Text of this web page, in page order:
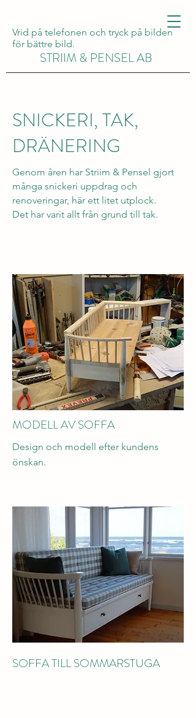
STRIIM & PENSEL AB
Vrid på telefonen och tryck på bilden
för bättre bild.
SNICKERI, TAK,
DRÄNERING
Genom åren har Striim & Pensel gjort
många snickeri uppdrag och
renoveringar, här ett litet utplock.
Det har varit allt från grund till tak.
MODELL AV SOFFA
Design och modell efter kundens
önskan.
SOFFA TILL SOMMARSTUGA